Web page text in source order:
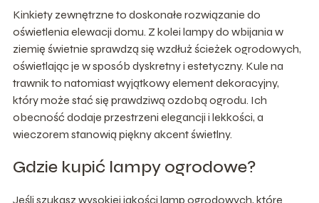
Kinkiety zewnętrzne to doskonałe rozwiązanie do
oświetlenia elewacji domu. Z kolei lampy do wbijania w
ziemię świetnie sprawdzą się wzdłuż ścieżek ogrodowych,
oświetlając je w sposób dyskretny i estetyczny. Kule na
trawnik to natomiast wyjątkowy element dekoracyjny,
który może stać się prawdziwą ozdobą ogrodu. Ich
obecność dodaje przestrzeni elegancji i lekkości, a
wieczorem stanowią piękny akcent świetlny.
Gdzie kupić lampy ogrodowe?
Jeśli szukasz wysokiej jakości lamp ogrodowych, które